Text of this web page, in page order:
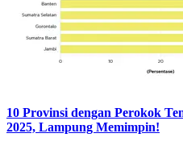
10 Provinsi dengan Perokok
2025, Lampung Memimpin!